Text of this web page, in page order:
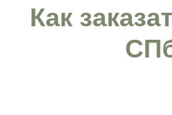
Как